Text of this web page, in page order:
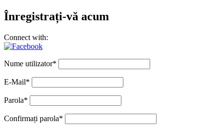
Înregistrați-vă acum
Connect with:
Nume utilizator*
E-Mail*
Parola*
Confirmați parola*